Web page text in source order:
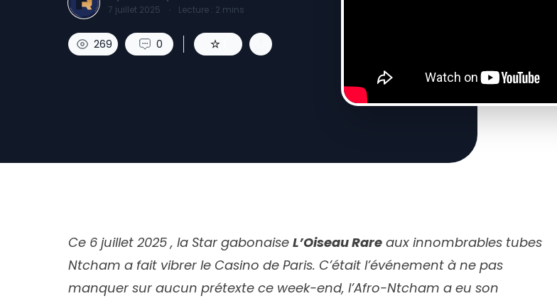
7 juillet 2025 · Lecture : 2 mins
269 0
Ce 6 juillet 2025 , la Star gabonaise L’Oiseau Rare aux innombrables tubes
Ntcham a fait vibrer le Casino de Paris. C’était l’événement à ne pas
manquer sur aucun prétexte ce week-end, l’Afro-Ntcham a eu son